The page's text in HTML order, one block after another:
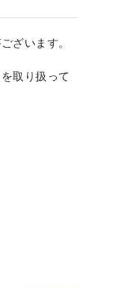
ざいます。
取り扱って